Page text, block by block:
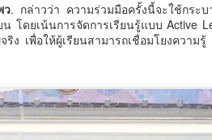
ว. กล่าวว่า ความร่วมมือครั้งนี้จะใช้กระ
โดยเน้นการจัดการเรียนรู้แบบ Active
ง เพื่อให้ผู้เรียนสามารถเชื่อมโยงควา
ลังเผชิญสถานการณ์โรคไม่ติดต่อ
ฤติกรรมเสี่ยงด้านสุขภาพของ
ะการบริโภคอาหารรสหวาน มัน
ท
จกรรมถวายพระราชกุศล
รุณาธิคุณสมเด็จพระนาง
ถ พระบรมราชชนนีพันปี